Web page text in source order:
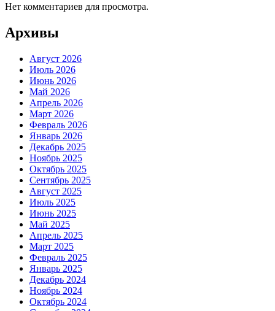
Нет комментариев для просмотра.
Архивы
Август 2026
Июль 2026
Июнь 2026
Май 2026
Апрель 2026
Март 2026
Февраль 2026
Январь 2026
Декабрь 2025
Ноябрь 2025
Октябрь 2025
Сентябрь 2025
Август 2025
Июль 2025
Июнь 2025
Май 2025
Апрель 2025
Март 2025
Февраль 2025
Январь 2025
Декабрь 2024
Ноябрь 2024
Октябрь 2024